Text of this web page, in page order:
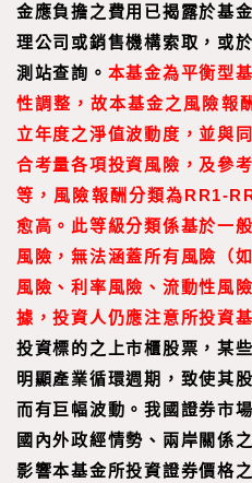
金應負擔之費用已揭露於基
理公司或銷售機構索取，或
測站查詢。 本基金為平衡型
性調整，故本基金之風險報
立年度之淨值波動度，並與
合考量各項投資風險，及參
等，風險報酬分類為RR1-
愈高。此等級分類係基於一
風險，無法涵蓋所有風險（
風險、利率風險、流動性風
據，投資人仍應注意所投資
投資標的之上市櫃股票，某
明顯產業循環週期，致使其
而有巨幅波動。我國證券市
國內外政經情勢、兩岸關係
影響本基金所投資證券價格